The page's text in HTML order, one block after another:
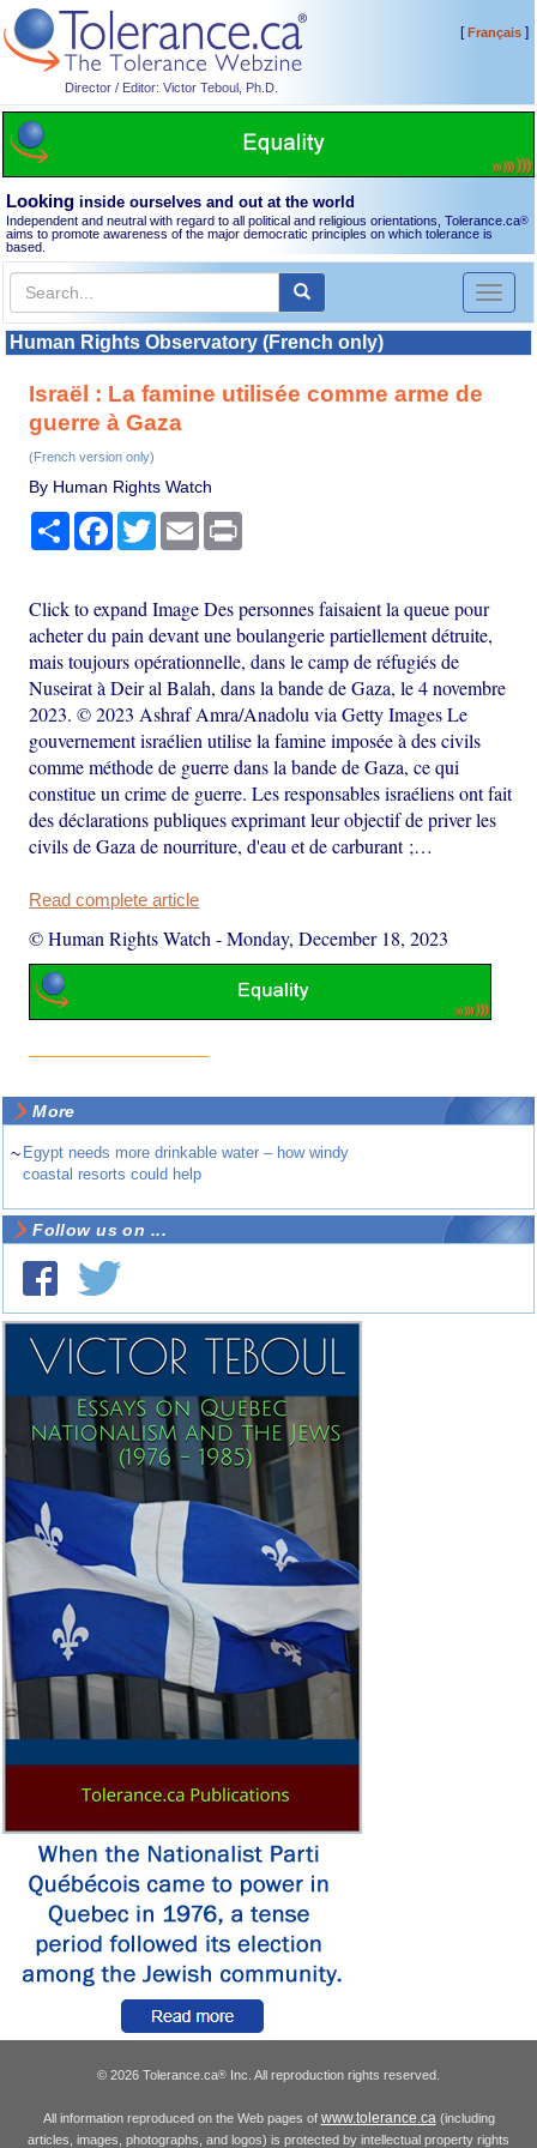
Director / Editor: Victor Teboul, Ph.D.
[Français]
Looking inside ourselves and out at the world
Independent and neutral with regard to all political and religious orientations, Tolerance.ca®
aims to promote awareness of the major democratic principles on which tolerance is
based.
Toggle
Human Rights Observatory (French only)
Israël : La famine utilisée comme arme de
guerre à Gaza
(French version only)
By Human Rights Watch
Share Facebook
TwitterEmail
Click to expand Image Des personnes faisaient la queue pour
acheter du pain devant une boulangerie partiellement détruite,
mais toujours opérationnelle, dans le camp de réfugiés de
Nuseirat à Deir al Balah, dans la bande de Gaza, le 4 novembre
2023. © 2023 Ashraf Amra/Anadolu via Getty Images Le
gouvernement israélien utilise la famine imposée à des civils
comme méthode de guerre dans la bande de Gaza, ce qui
constitue un crime de guerre. Les responsables israéliens ont fait
des déclarations publiques exprimant leur objectif de priver les
civils de Gaza de nourriture, d'eau et de carburant ;…
Read complete article
© Human Rights Watch -Monday, December 18, 2023
More
~ Egypt needs more drinkable water – how windy
coastal resorts could help
Follow us on ...
© 2026 Tolerance.ca® Inc. All reproduction rights reserved.
All information reproduced on the Web pages of www.tolerance.ca(including
articles, images, photographs, and logos) is protected by intellectual property rights